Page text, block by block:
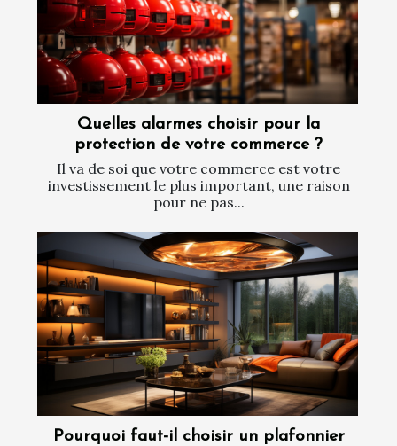
Quelles alarmes choisir pour la
protection de votre commerce ?
Il va de soi que votre commerce est votre
investissement le plus important, une raison
pour ne pas...
Pourquoi faut-il choisir un plafonnier